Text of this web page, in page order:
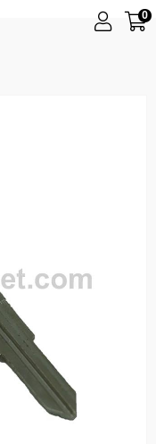
0